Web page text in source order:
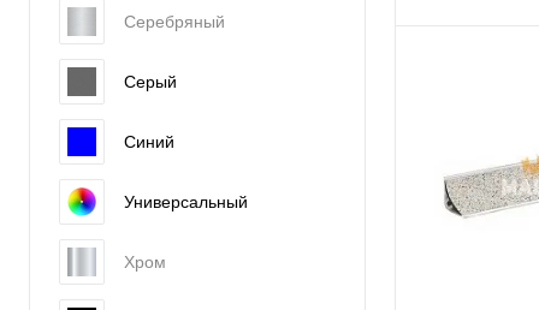
Серебряный
Серый
Синий
Универсальный
Хром
В избранное